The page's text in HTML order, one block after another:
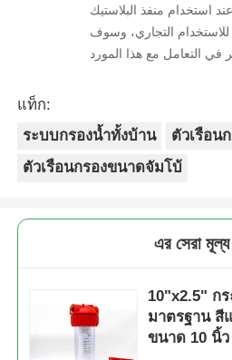
استخدام منفذ البلاستيك
للاستخدام التجاري، وسوف
แท็ก:
ระบบกรองน้ำทั้งบ้าน
ตัวเรือน
ตัวเรือนกรองขนาดจัมโบ้
এর সেরা মূল্য
10"x2.5" ก
มาตรฐาน สี
ขนาด 10 นิ้